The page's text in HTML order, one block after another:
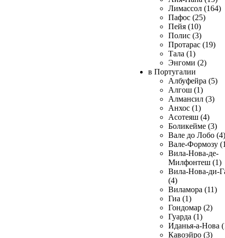
Лимассол (164)
Пафос (25)
Пейя (10)
Полис (3)
Протарас (19)
Тала (1)
Энгоми (2)
в Португалии
Албуфейра (5)
Алгош (1)
Алмансил (3)
Анхос (1)
Асотеяш (4)
Боликейме (3)
Вале до Лобо (4)
Вале-Формозу
Вила-Нова-де-
Милфонтеш (1)
Вила-Нова-ди-
(4)
Виламора (11)
Гиа (1)
Гондомар (2)
Гуарда (1)
Иданья-а-Нова
Кавоэйро (3)